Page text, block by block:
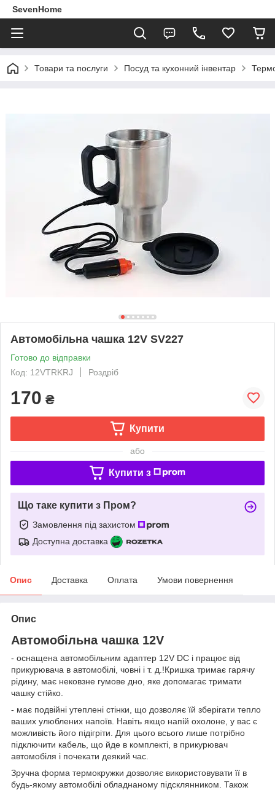
SevenHome
Товари та послуги Посуд та кухонний інвентар
Автомобільна чашка 12V SV227
Готово до відправки
Код: 12VTRKRJ
Роздріб
170 ₴
Купити
або
Купити з
Що таке купити з Пром?
Замовлення під захистом
Доступна доставка
Опис Доставка Оплата Умови повернення
Опис
Автомобільна чашка 12V
- оснащена автомобільним адаптер 12V DC і працює від
прикурювача в автомобілі, човні і т. д.!Кришка тримає гарячу
рідину, має нековзне гумове дно, яке допомагає тримати
чашку стійко.
- має подвійні утеплені стінки, що дозволяє їй зберігати тепло
ваших улюблених напоїв. Навіть якщо напій охолоне, у вас є
можливість його підігріти. Для цього всього лише потрібно
підключити кабель, що йде в комплекті, в прикурювач
автомобіля і почекати деякий час.
Зручна форма термокружки дозволяє використовувати її в
будь-якому автомобілі обладнаному підсклянником. Також